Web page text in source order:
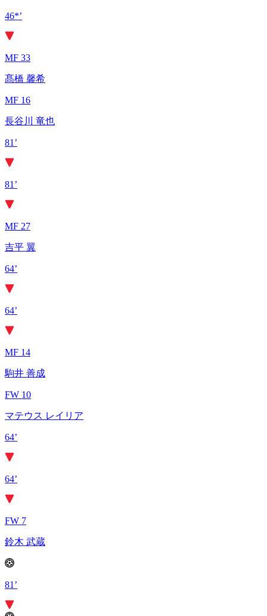
46*’
MF 33
髙橋 馨希
MF 16
長谷川 竜也
81’
81’
MF 27
吉平 翼
64’
64’
MF 14
駒井 善成
FW 10
マテウス レイリア
64’
64’
FW 7
鈴木 武蔵
81’